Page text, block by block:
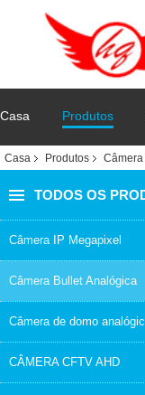
Casa Produtos
Casa Produtos
TODOS OS
Câmera IP Megapixel
Câmera Bullet Analógica
Câmera de domo
CÂMERA CFTV AHD